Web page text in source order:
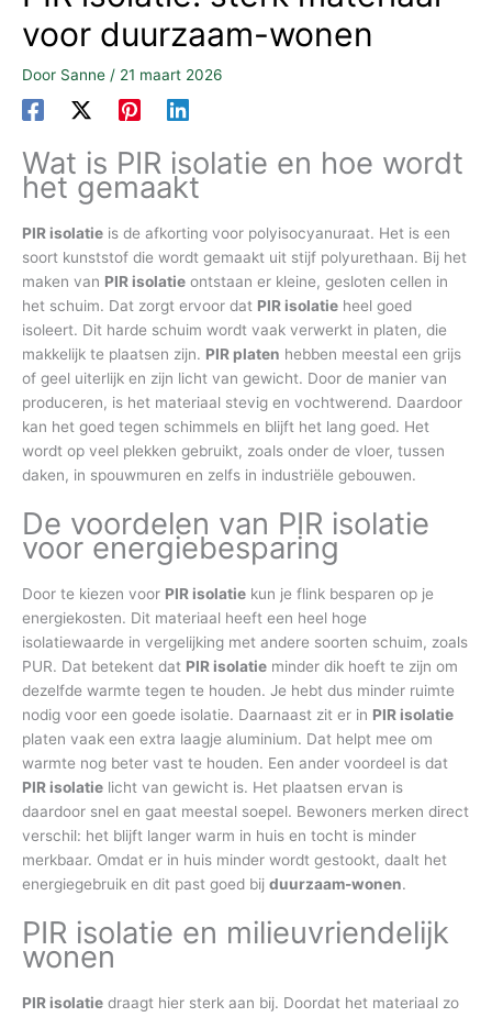
voor duurzaam-wonen
Door Sanne / 21 maart 2026
Wat is PIR isolatie en hoe wordt
het gemaakt
PIR isolatie is de afkorting voor polyisocyanuraat. Het is een
soort kunststof die wordt gemaakt uit stijf polyurethaan. Bij het
maken van PIR isolatie ontstaan er kleine, gesloten cellen in
het schuim. Dat zorgt ervoor dat PIR isolatie heel goed
isoleert. Dit harde schuim wordt vaak verwerkt in platen, die
makkelijk te plaatsen zijn. PIR platen hebben meestal een grijs
of geel uiterlijk en zijn licht van gewicht. Door de manier van
produceren, is het materiaal stevig en vochtwerend. Daardoor
kan het goed tegen schimmels en blijft het lang goed. Het
wordt op veel plekken gebruikt, zoals onder de vloer, tussen
daken, in spouwmuren en zelfs in industriële gebouwen.
De voordelen van PIR isolatie
voor energiebesparing
Door te kiezen voor PIR isolatie kun je flink besparen op je
energiekosten. Dit materiaal heeft een heel hoge
isolatiewaarde in vergelijking met andere soorten schuim, zoals
PUR. Dat betekent dat PIR isolatie minder dik hoeft te zijn om
dezelfde warmte tegen te houden. Je hebt dus minder ruimte
nodig voor een goede isolatie. Daarnaast zit er in PIR isolatie
platen vaak een extra laagje aluminium. Dat helpt mee om
warmte nog beter vast te houden. Een ander voordeel is dat
PIR isolatie licht van gewicht is. Het plaatsen ervan is
daardoor snel en gaat meestal soepel. Bewoners merken direct
verschil: het blijft langer warm in huis en tocht is minder
merkbaar. Omdat er in huis minder wordt gestookt, daalt het
energiegebruik en dit past goed bij duurzaam-wonen.
PIR isolatie en milieuvriendelijk
wonen
PIR isolatie draagt hier sterk aan bij. Doordat het materiaal zo